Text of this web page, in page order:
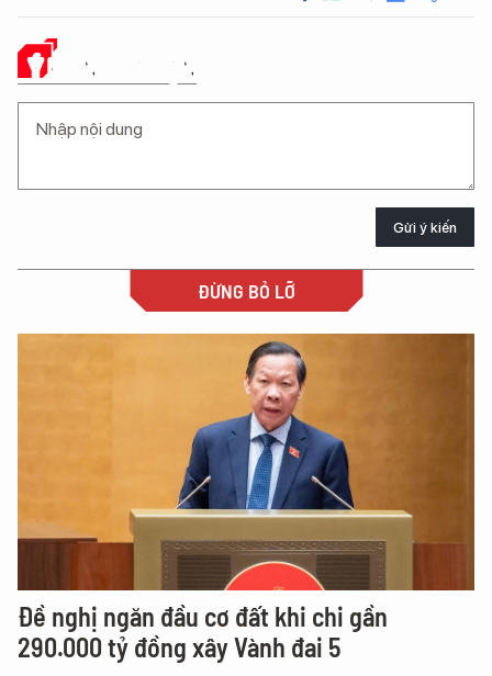
Ý KIẾN CỦA BẠN
Gửi ý kiến
ĐỪNG BỎ LỠ
Đề nghị ngăn đầu cơ đất khi chi gần
290.000 tỷ đồng xây Vành đai 5